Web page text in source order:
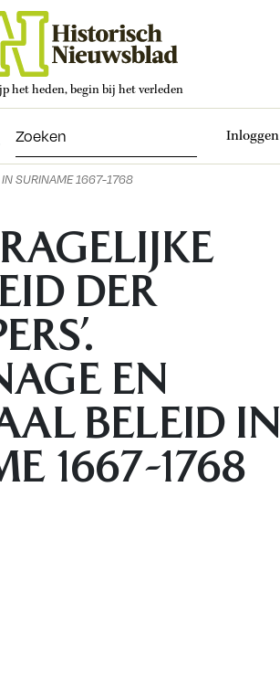
het heden, begin bij het verleden
Inloggen
IN SURINAME 1667-1768
DER
EN
BELEID IN
1667-1768